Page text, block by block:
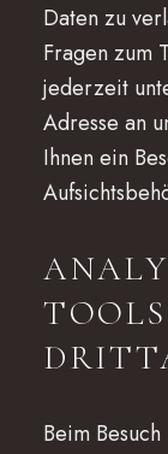
Daten zu
Fragen zum
jederzeit
Adresse an
Ihnen ein
Beim